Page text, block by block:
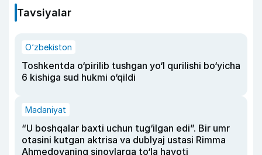
Tavsiyalar
O‘zbekiston
Toshkentda o‘pirilib tushgan yo‘l qurilishi bo‘yicha
6 kishiga sud hukmi o‘qildi
Madaniyat
“U boshqalar baxti uchun tug‘ilgan edi”. Bir umr
otasini kutgan aktrisa va dublyaj ustasi Rimma
Ahmedovaning sinovlarga to‘la hayoti